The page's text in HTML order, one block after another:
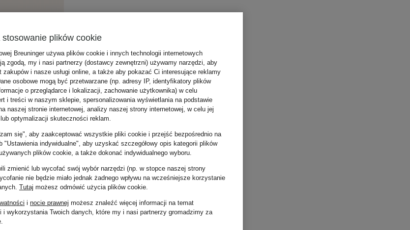
plików cookie
Breuninger używa plików cookie i innych technologii internetowych
zgodą, my i nasi partnerzy (dostawcy zewnętrzni) używamy narzędzi, aby
zakupów i nasze usługi online, a także aby pokazać Ci interesujące reklamy
osobowe mogą być przetwarzane (np. adresy IP, identyfikatory plików
o przeglądarce i lokalizacji, zachowanie użytkownika) w celu
i treści w naszym sklepie, spersonalizowania wyświetlania na podstawie
naszej stronie internetowej, analizy naszej strony internetowej, w celu jej
optymalizacji skuteczności reklam.
się", aby zaakceptować wszystkie pliki cookie i przejść bezpośrednio na
"Ustawienia indywidualne", aby uzyskać szczegółowy opis kategorii plików
plików cookie, a także dokonać indywidualnego wyboru.
zmienić lub wycofać swój wybór narzędzi (np. w stopce naszej strony
nie będzie miało jednak żadnego wpływu na wcześniejsze korzystanie
Tutaj możesz odmówić użycia plików cookie.
i nocie prawnej możesz znaleźć więcej informacji na temat
i wykorzystania Twoich danych, które my i nasi partnerzy gromadzimy za